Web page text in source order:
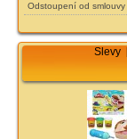
Odstoupení od smlouvy
Slevy